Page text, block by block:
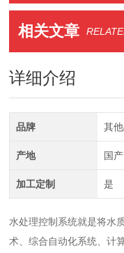
相关文章
详细介绍
品牌 其
产地 国产
加工定制 是
水处理控制系统就是将水
术、综合自动化系统、计